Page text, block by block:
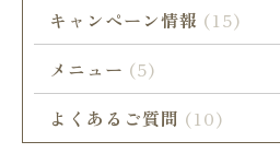
キャンペーン情報 (15)
メニュー (5)
よくあるご質問 (10)